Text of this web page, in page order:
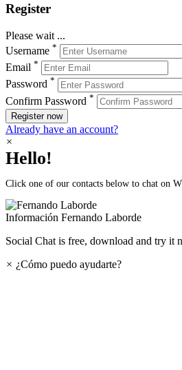
Register
Please wait ...
Username *
Email *
Password *
Confirm Password *
Register now
Already have an account?
×
Hello!
Click one of our contacts below to chat on
Información Fernando Laborde
Social Chat is free, download and try it
× ¿Cómo puedo ayudarte?